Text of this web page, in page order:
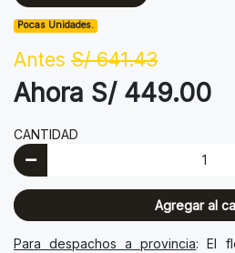
Pocas Unidades.
Antes S/ 641.43
Ahora S/ 449.00
CANTIDAD
Agregar al
Para despachos a provincia: El